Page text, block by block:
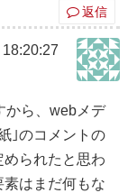
返信
から、webメデ
｣のコメントの
られたと思わ
はまだ何もな